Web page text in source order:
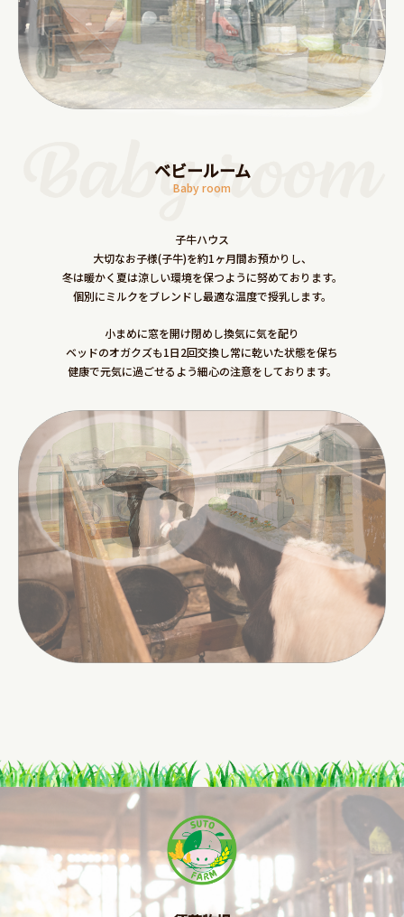
ベビールーム
Baby room
子牛ハウス
大切なお子様(子牛)を約1ヶ月間お預かりし、
冬は暖かく夏は涼しい環境を保つように努めております。
個別にミルクをブレンドし最適な温度で授乳します。
小まめに窓を開け閉めし換気に気を配り
ベッドのオガクズも1日2回交換し常に乾いた状態を保ち
健康で元気に過ごせるよう細心の注意をしております。